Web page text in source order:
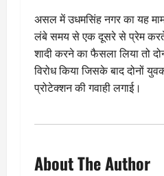
असल में उधमसिंह नगर का यह
लंबे समय से एक दूसरे से प्रेम
शादी करने का फैसला लिया तो
विरोध किया जिसके बाद दोनों
प्रोटेक्शन की गवाही लगाई।
About The Author